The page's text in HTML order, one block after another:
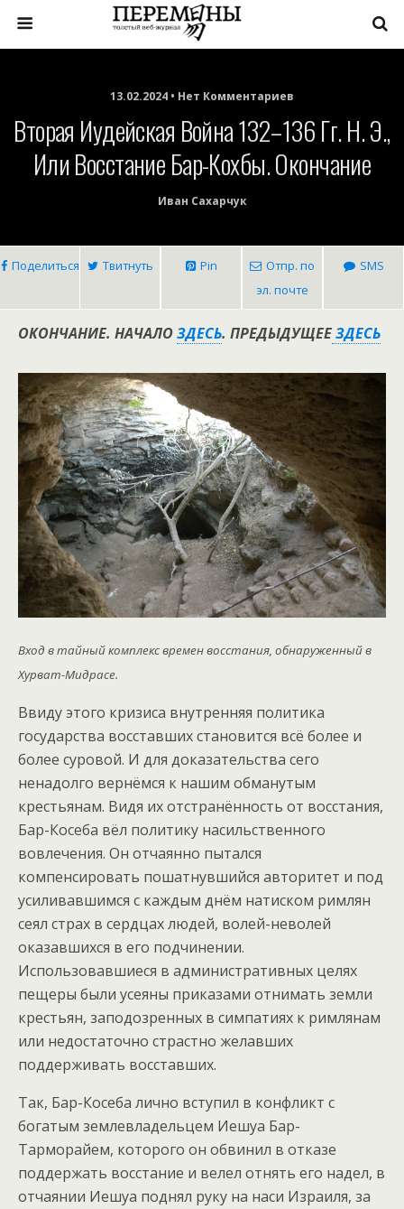
13.02.2024 • Нет Комментариев
Вторая Иудейская Война 132–136 Гг. Н. Э.,
Или Восстание Бар-Кохбы. Окончание
Иван Сахарчук
Поделиться Твитнуть Pin
Отпр. по
эл. почте
SMS
ОКОНЧАНИЕ. НАЧАЛОЗДЕСЬ. ПРЕДЫДУЩЕЕЗДЕСЬ
Вход в тайный комплекс времен восстания, обнаруженный в
Хурват-Мидрасе.
Ввиду этого кризиса внутренняя политика
государства восставших становится всё более и
более суровой. И для доказательства сего
ненадолго вернёмся к нашим обманутым
крестьянам. Видя их отстранённость от восстания,
Бар-Косеба вёл политику насильственного
вовлечения. Он отчаянно пытался
компенсировать пошатнувшийся авторитет и под
усиливавшимся с каждым днём натиском римлян
сеял страх в сердцах людей, волей-неволей
оказавшихся в его подчинении.
Использовавшиеся в административных целях
пещеры были усеяны приказами отнимать земли
крестьян, заподозренных в симпатиях к римлянам
или недостаточно страстно желавших
поддерживать восставших.
Так, Бар-Косеба лично вступил в конфликт с
богатым землевладельцем Иешуа Бар-
Тарморайем, которого он обвинил в отказе
поддержать восстание и велел отнять его надел, в
отчаянии Иешуа поднял руку на наси Израиля, за